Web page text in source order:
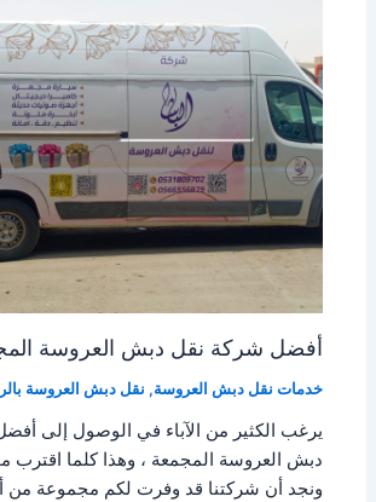
أفضل شركة نقل دبش العروسة
خدمات نقل دبش العروسة, نقل دبش العروسة
يرغب الكثير من الآباء في الوصول إلى
دبش العروسة المجمعة ، وهذا كلما اقترب
ونجد أن شركتنا قد وفرت لكم مجموعة من